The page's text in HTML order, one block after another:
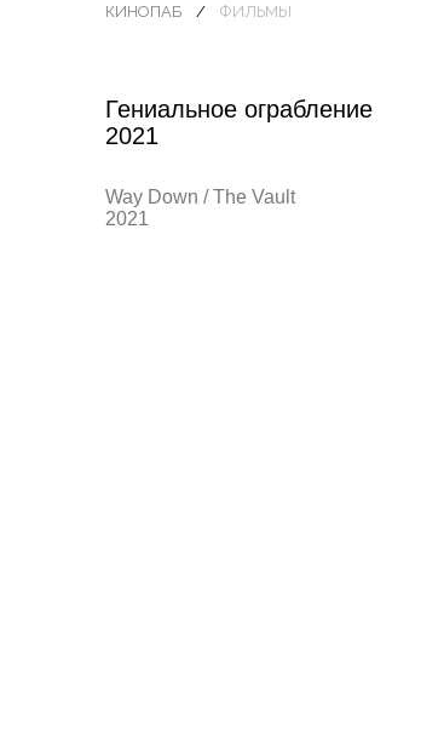
КИНОПАБ ФИЛЬМЫ
Гениальное ограбление
2021
Way Down / The Vault
2021